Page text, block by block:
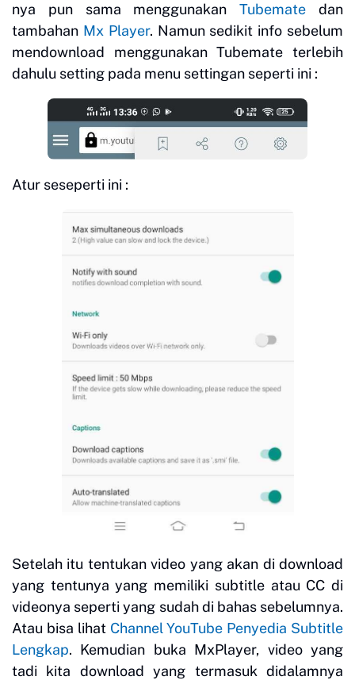
nya pun sama menggunakanTubemate dan
tambahan Mx Player. Namun sedikit info sebelum
mendownload menggunakan Tubemate terlebih
dahulu setting pada menu settingan seperti ini :
Atur seseperti ini :
Setelah itu tentukan video yang akan di download
yang tentunya yang memiliki subtitle atau CC di
videonya seperti yang sudah di bahas sebelumnya.
Atau bisa lihat Channel YouTube Penyedia Subtitle
Lengkap. Kemudian buka MxPlayer, video yang
tadi kita download yang termasuk didalamnya